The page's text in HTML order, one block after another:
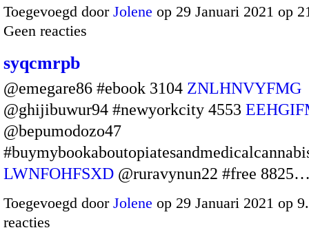
Toegevoegd door Jolene op 29 Januari 2021 op
Geen reacties
syqcmrpb
@emegare86 #ebook 3104 ZNLHNVYFMG
@ghijibuwur94 #newyorkcity 4553
@bepumodozo47
LWNFOHFSXD @ruravynun22 #free
Toegevoegd door Jolene op 29 Januari 2021 op
reacties